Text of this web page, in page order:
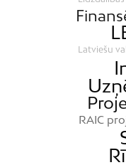
Latviešu
RAIC